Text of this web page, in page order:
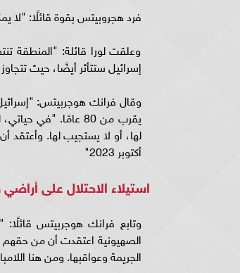
فرد هجروبيتس بقوة قائلًا: "لا
وعلقت لورا قائلة: "المنطقة
إسرائيل ستتأثر أيضًا، حيث
يقرب من 80 عامًا.
أكتوبر 2023"
استيلاء الاحتلال على
الجريمة وعواقبها. ومن هنا